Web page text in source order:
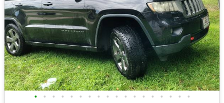
• • • • • • • • • • • • • • • • • •